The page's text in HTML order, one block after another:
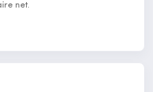
net.